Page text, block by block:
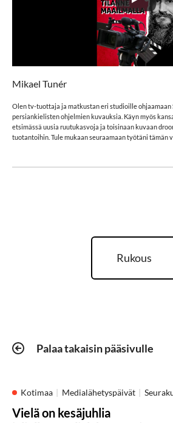
Mikael Tunér
Olen tv-tuottaja ja matkustan eri studioille ohjaamaan
persiankielisten ohjelmien kuvauksia. Käyn myös
etsimässä uusia ruutukasvoja ja toisinaan kuvaan
tuotantoihin. Tule mukaan seuraamaan työtäni tämän
Rukous
Palaa takaisin pääsivulle
Kotimaa Medialähetyspäivät
Vielä on kesäjuhlia